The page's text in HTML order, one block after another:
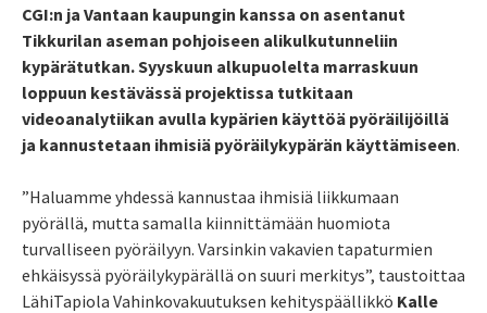
CGI:n ja Vantaan kaupungin kanssa on asentanut
Tikkurilan aseman pohjoiseen alikulkutunneliin
kypärätutkan. Syyskuun alkupuolelta marraskuun
loppuun kestävässä projektissa tutkitaan
videoanalytiikan avulla kypärien käyttöä pyöräilijöillä
ja kannustetaan ihmisiä pyöräilykypärän käyttämiseen.
”Haluamme yhdessä kannustaa ihmisiä liikkumaan
pyörällä, mutta samalla kiinnittämään huomiota
turvalliseen pyöräilyyn. Varsinkin vakavien tapaturmien
ehkäisyssä pyöräilykypärällä on suuri merkitys”, taustoittaa
LähiTapiola Vahinkovakuutuksen kehityspäällikkö Kalle